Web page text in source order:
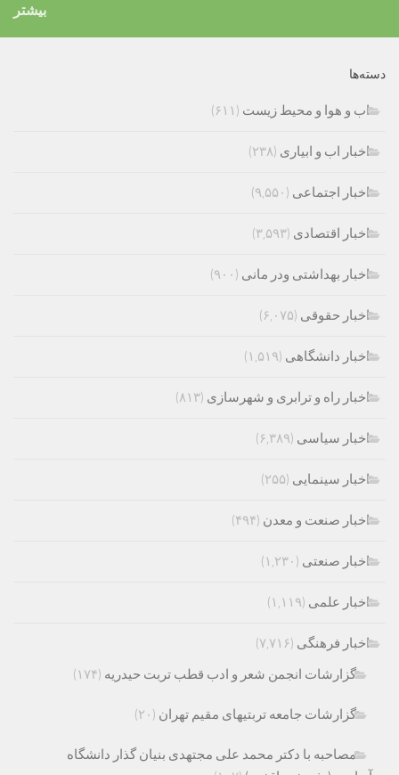
بیشتر
دسته‌ها
اب و هوا و محیط زیست (۶۱۱)
اخبار اب و ابیاری (۲۳۸)
اخبار اجتماعی (۹,۵۵۰)
اخبار اقتصادی (۳,۵۹۳)
اخبار بهداشتی ودر مانی (۹۰۰)
اخبار حقوقی (۶,۰۷۵)
اخبار دانشگاهی (۱,۵۱۹)
اخبار راه و ترابری و شهرسازی (۸۱۳)
اخبار سیاسی (۶,۳۸۹)
اخبار سینمایی (۲۵۵)
اخبار صنعت و معدن (۴۹۴)
اخبار صنعتی (۱,۲۳۰)
اخبار علمی (۱,۱۱۹)
اخبار فرهنگی (۷,۷۱۶)
گزارشات انجمن شعر و ادب قطب تربت حیدریه (۱۷۴)
گزارشات جامعه تربتیهای مقیم تهران (۲۰)
مصاحبه با دکتر محمد علی مجتهدی بنیان گذار دانشگاه